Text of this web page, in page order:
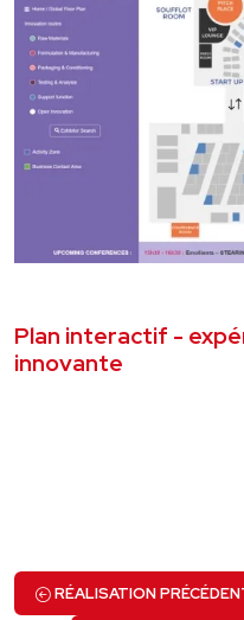
Plan interactif -
innovante
RÉALISATION